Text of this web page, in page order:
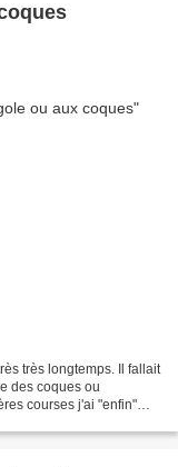
très longtemps. Il fallait
des coques ou
courses j'ai "enfin"